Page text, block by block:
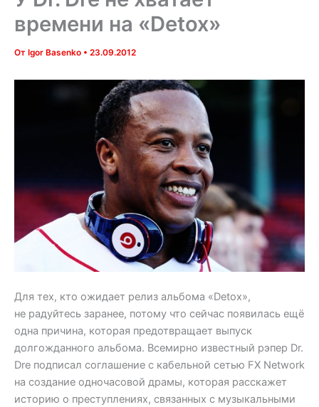
времени на «Detox»
От Igor Basenko • 23.09.2012
Для тех, кто ожидает релиз альбома «Detox»,
не радуйтесь заранее, потому что сейчас появилась ещё
одна причина, которая предотвращает выпуск
долгожданного альбома. Всемирно известный рэпер Dr.
Dre подписал соглашение с кабельной сетью FX Network
на создание одночасовой драмы, которая расскажет
историю о преступлениях, связанных с музыкальными